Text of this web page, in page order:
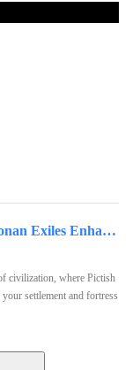
Conan Exiles Enhanced Steam Key GLOBAL
civilization, where Pictish
settlement and fortress